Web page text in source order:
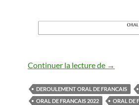
Continuer la lecture de oral bac
→
DEROULEMENT ORAL DE FRANCAIS
ORAL DE FRANCAIS 2022
ORAL DE